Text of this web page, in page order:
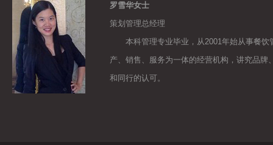
罗雪华女士
策划管理总经理
本科管理专业毕业，从2001年始从事餐饮
产、销售、服务为一体的经营机构，讲究品
和同行的认可。